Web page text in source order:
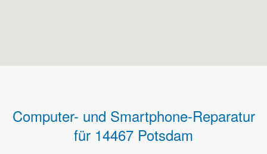
Computer- und Smartphone-Reparatur
für 14467 Potsdam